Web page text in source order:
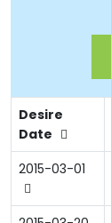
Desire
Date
2015-03-01